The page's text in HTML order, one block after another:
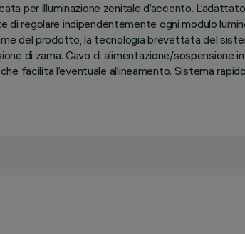
per illuminazione zenitale d’accento.
regolare indipendentemente ogni modulo
del prodotto, la tecnologia brevettata del
di zama. Cavo di alimentazione/sospensione
facilita l’eventuale allineamento. Sistema